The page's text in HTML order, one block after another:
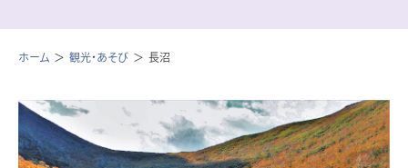
ホーム 観光・あそび 長沼